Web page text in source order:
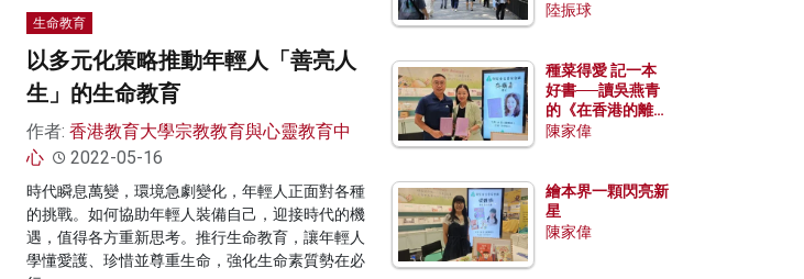
生命教育
以多元化策略推動年輕人「善亮人
生」的生命教育
作者: 香港教育大學宗教教育與心靈教育中
心
2022-05-16
時代瞬息萬變，環境急劇變化，年輕人正面對各種
的挑戰。如何協助年輕人裝備自己，迎接時代的機
遇，值得各方重新思考。推行生命教育，讓年輕人
學懂愛護、珍惜並尊重生命，強化生命素質勢在必
陸振球
種菜得愛 記一本
好書──讀吳燕青
的《在香港的離島
種菜》
陳家偉
繪本界一顆閃亮新
星
陳家偉